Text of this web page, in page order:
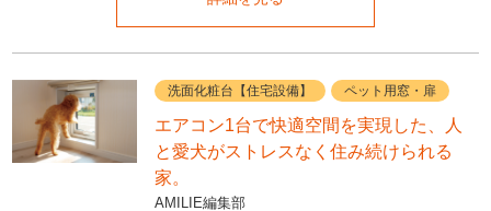
洗面化粧台【住宅設備】 ペット用窓・扉
エアコン1台で快適空間を実現した、人
と愛犬がストレスなく住み続けられる
家。
AMILIE編集部